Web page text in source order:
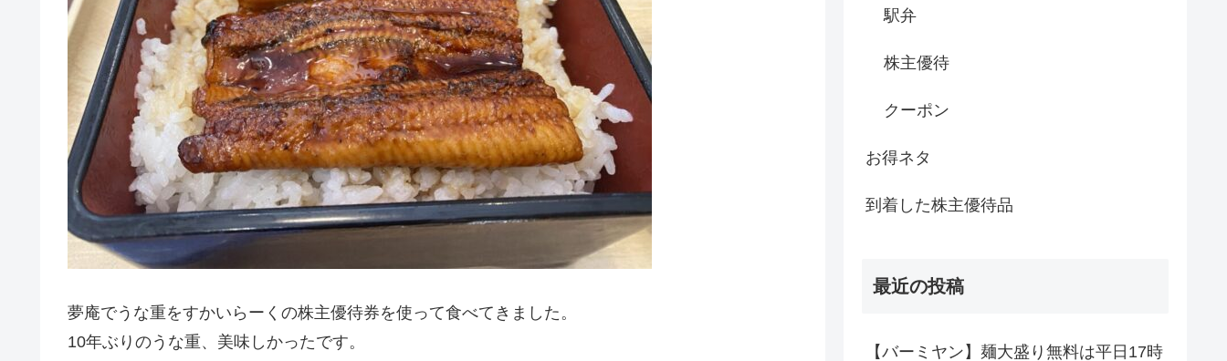
夢庵でうな重をすかいらーくの株主優待券を使って食べてきました。
10年ぶりのうな重、美味しかったです。
駅弁
株主優待
クーポン
お得ネタ
到着した株主優待品
最近の投稿
【バーミヤン】麺大盛り無料は平日17時